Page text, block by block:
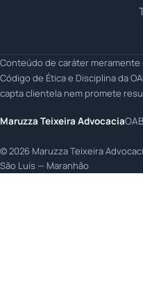
Conteúdo de caráter
Código de Ética e Disciplina da
capta clientela nem promete
Maruzza Teixeira Advocacia
©2026 Maruzza Teixeira
São Luís — Maranhão